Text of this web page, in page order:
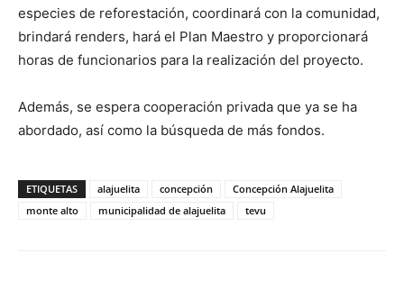
especies de reforestación, coordinará con la comunidad,
brindará renders, hará el Plan Maestro y proporcionará
horas de funcionarios para la realización del proyecto.
Además, se espera cooperación privada que ya se ha
abordado, así como la búsqueda de más fondos.
ETIQUETAS alajuelita concepción
Concepción Alajuelita
monte alto
municipalidad de alajuelita tevu